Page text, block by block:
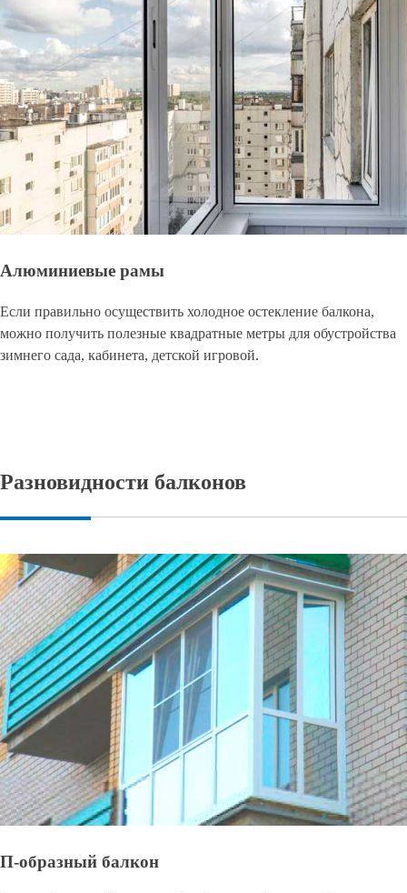
Алюминиевые рамы
Если правильно осуществить холодное остекление балкона,
можно получить полезные квадратные метры для обустройства
зимнего сада, кабинета, детской игровой.
Разновидности балконов
П-образный балкон